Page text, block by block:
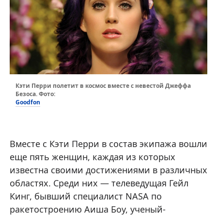
Кэти Перри полетит в космос вместе с невестой Джеффа
Безоса. Фото:
Goodfon
Вместе с Кэти Перри в состав экипажа вошли
еще пять женщин, каждая из которых
известна своими достижениями в различных
областях. Среди них — телеведущая Гейл
Кинг, бывший специалист NASA по
ракетостроению Аиша Боу, ученый-